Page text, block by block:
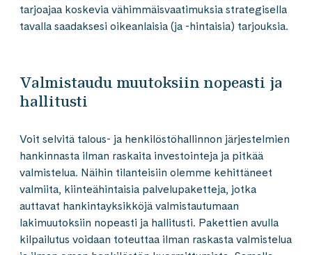
tarjoajaa koskevia vähimmäisvaatimuksia strategisella
tavalla saadaksesi oikeanlaisia (ja -hintaisia) tarjouksia.
Valmistaudu muutoksiin nopeasti ja
hallitusti
Voit selvitä talous- ja henkilöstöhallinnon järjestelmien
hankinnasta ilman raskaita investointeja ja pitkää
valmistelua. Näihin tilanteisiin olemme kehittäneet
valmiita, kiinteähintaisia palvelupaketteja, jotka
auttavat hankintayksikköjä valmistautumaan
lakimuutoksiin nopeasti ja hallitusti. Pakettien avulla
kilpailutus voidaan toteuttaa ilman raskasta valmistelua